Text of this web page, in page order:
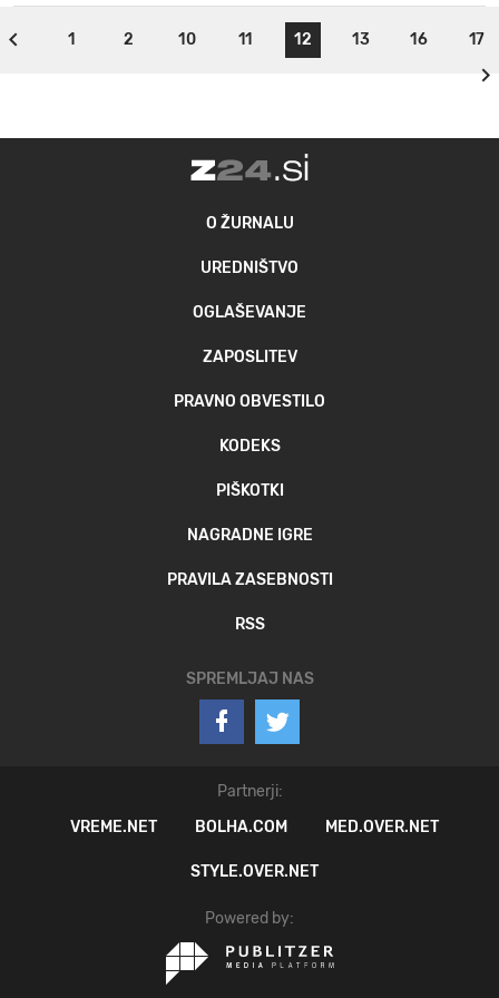
1 2 10 11 12 13 16 17
O ŽURNALU
UREDNIŠTVO
OGLAŠEVANJE
ZAPOSLITEV
PRAVNO OBVESTILO
KODEKS
PIŠKOTKI
NAGRADNE IGRE
PRAVILA ZASEBNOSTI
RSS
SPREMLJAJ NAS
Partnerji:
VREME.NET
BOLHA.COM MED.OVER.NET
STYLE.OVER.NET
Powered by: